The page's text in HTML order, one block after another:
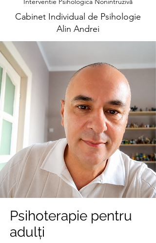
Cabinet Individual de Psihologie
Alin Andrei
Psihoterapie pentru
adulți